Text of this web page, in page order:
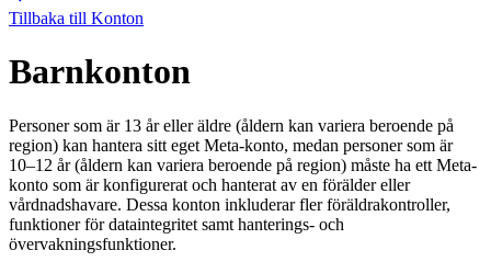
Tillbaka till Konton
Barnkonton
Personer som är 13 år eller äldre (åldern kan variera beroende på
region) kan hantera sitt eget Meta-konto, medan personer som är
10–12 år (åldern kan variera beroende på region) måste ha ett Meta-
konto som är konfigurerat och hanterat av en förälder eller
vårdnadshavare. Dessa konton inkluderar fler föräldrakontroller,
funktioner för dataintegritet samt hanterings- och
övervakningsfunktioner.